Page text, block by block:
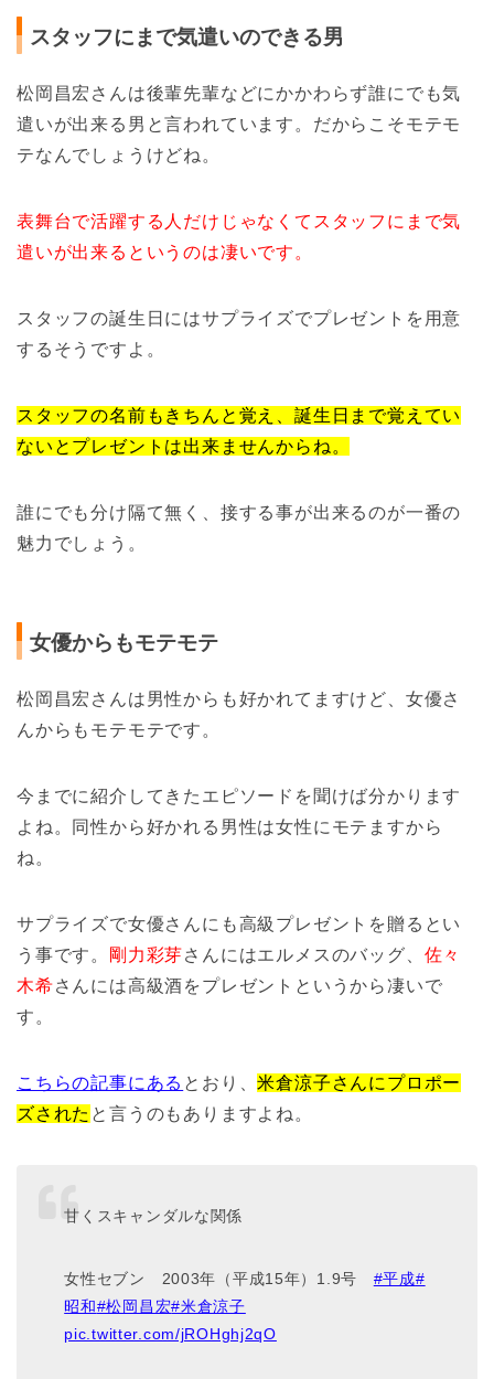
スタッフにまで気遣いのできる男
松岡昌宏さんは後輩先輩などにかかわらず誰にでも気
遣いが出来る男と言われています。だからこそモテモ
テなんでしょうけどね。
表舞台で活躍する人だけじゃなくてスタッフにまで気
遣いが出来るというのは凄いです。
スタッフの誕生日にはサプライズでプレゼントを用意
するそうですよ。
スタッフの名前もきちんと覚え、誕生日まで覚えてい
ないとプレゼントは出来ませんからね。
誰にでも分け隔て無く、接する事が出来るのが一番の
魅力でしょう。
女優からもモテモテ
松岡昌宏さんは男性からも好かれてますけど、女優さ
んからもモテモテです。
今までに紹介してきたエピソードを聞けば分かります
よね。同性から好かれる男性は女性にモテますから
ね。
サプライズで女優さんにも高級プレゼントを贈るとい
う事です。
剛力彩芽さんにはエルメスのバッグ、 佐々
木希さんには高級酒をプレゼントというから凄いで
す。
こちらの記事にある とおり、米倉涼子さんにプロポー
ズされた と言うのもありますよね。
甘くスキャンダルな関係
女性セブン 2003年（平成15年）1.9号 #平成#
昭和#松岡昌宏#米倉涼子
pic.twitter.com/jROHghj2qO